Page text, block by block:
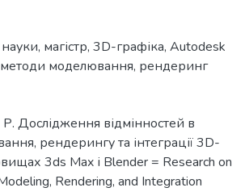
, магістр, 3D-графіка, Autodesk
методи моделювання, рендеринг
Дослідження відмінностей в
рендерингу та інтеграції 3D-
3ds Max і Blender = Research on
Rendering, and Integration